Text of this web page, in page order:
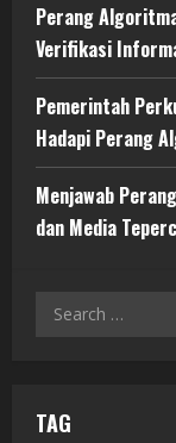
Perang
Verifikasi
Pemerintah
Hadapi Perang
Menjawab
dan Media
Search
TAG